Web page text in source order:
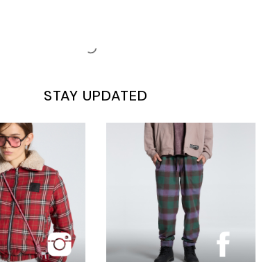
STAY UPDATED